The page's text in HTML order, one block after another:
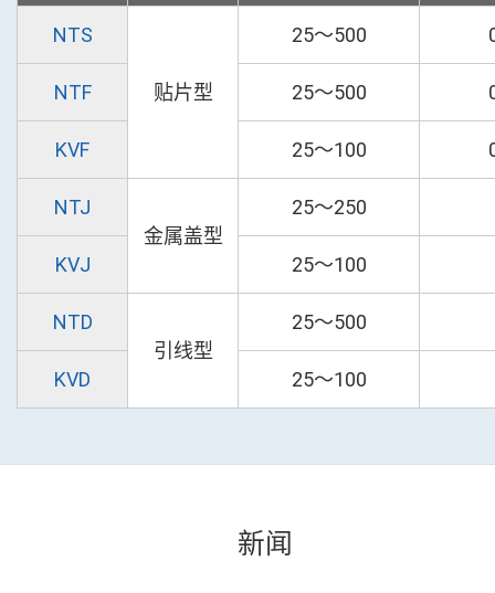
NTS
贴片型
25～500
NTF 25～500
KVF 25～100
NTJ
金属盖型
25～250
KVJ 25～100
NTD
引线型
25～500
KVD 25～100
新闻